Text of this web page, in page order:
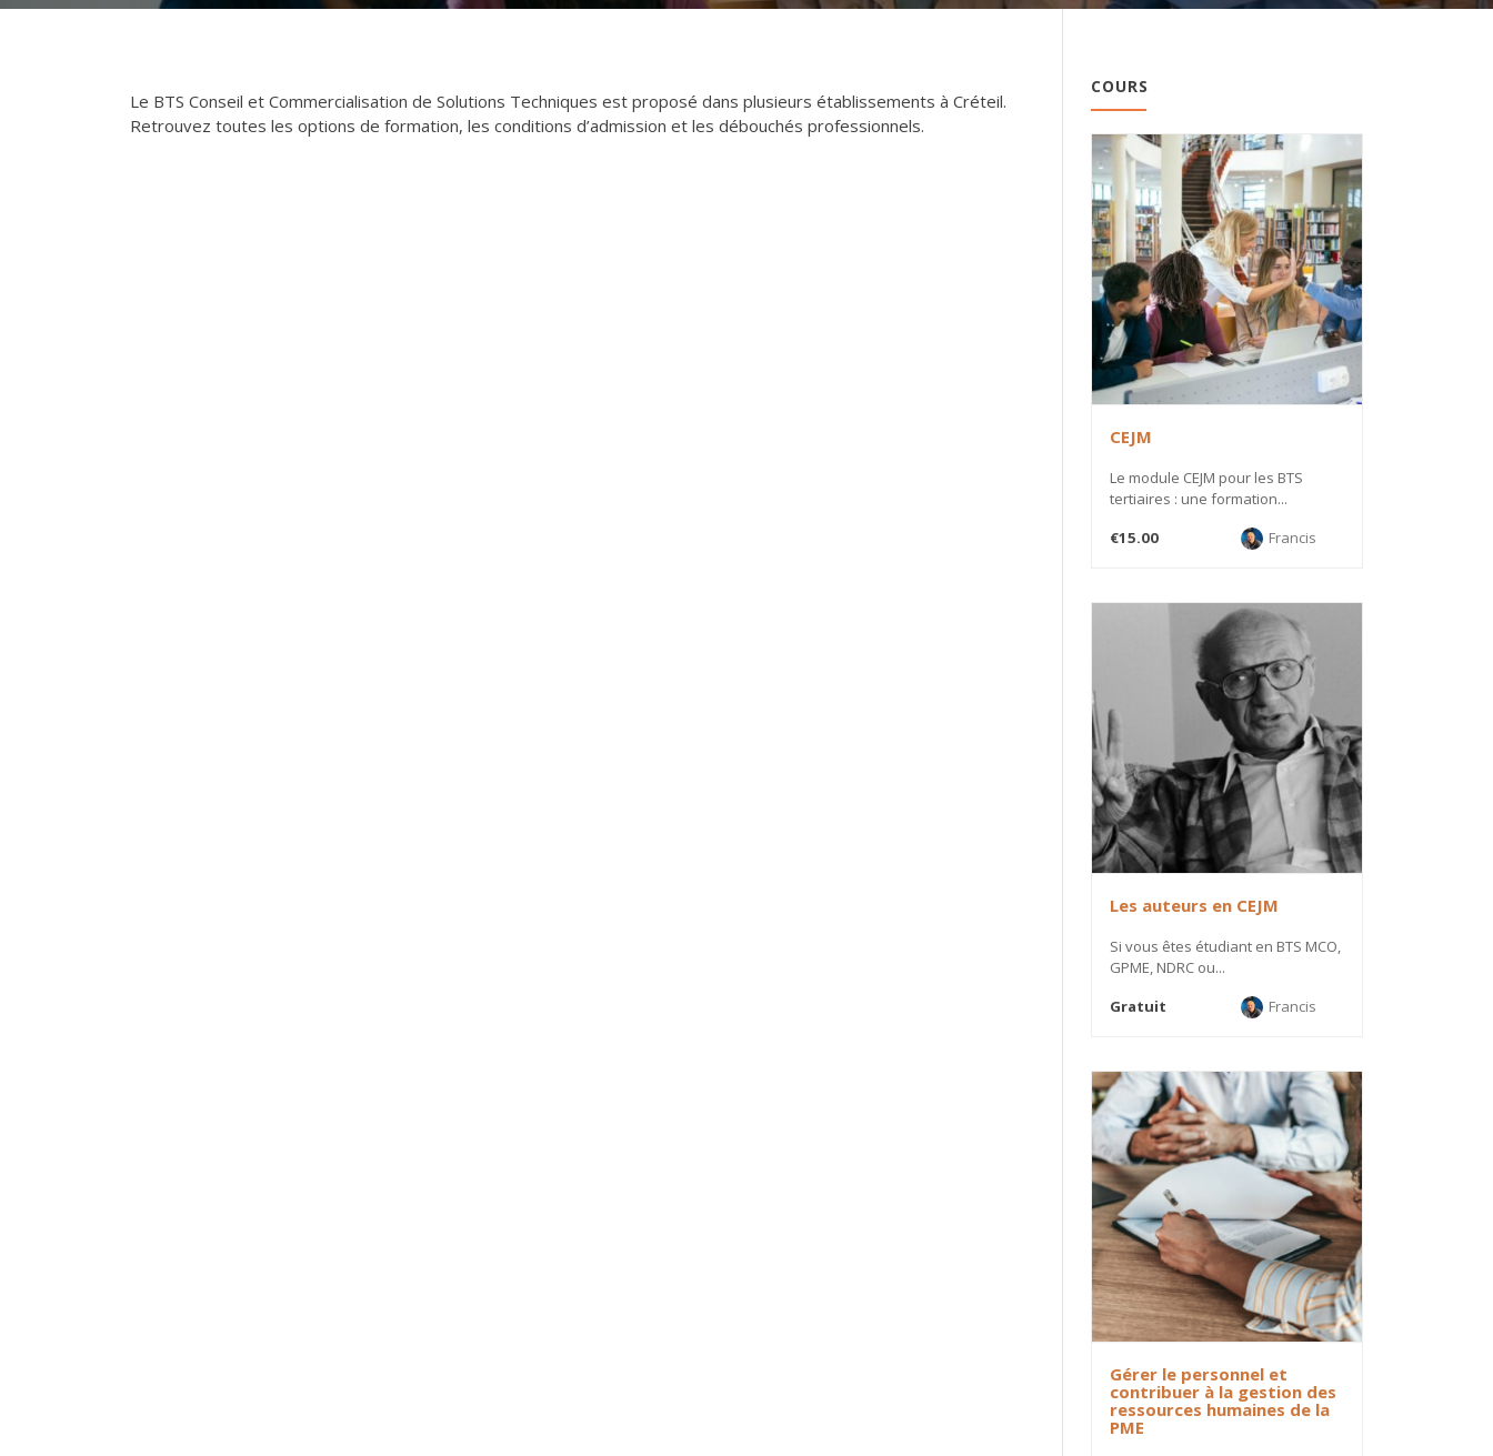
Le BTS Conseil et Commercialisation de Solutions Techniques est proposé dans plusieurs établissements à Créteil.
Retrouvez toutes les options de formation, les conditions d’admission et les débouchés professionnels.
COURS
CEJM
Le module CEJM pour les BTS
tertiaires : une formation...
€15.00
Francis
Les auteurs en CEJM
Si vous êtes étudiant en BTS MCO,
GPME, NDRC ou...
Gratuit
Francis
Gérer le personnel et
contribuer à la gestion des
ressources humaines de la
PME